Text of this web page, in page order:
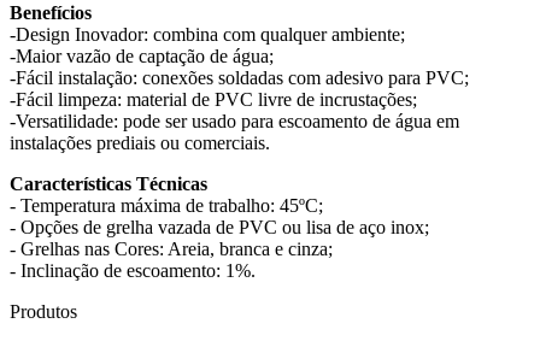
Benefícios
-Design Inovador: combina com qualquer ambiente;
-Maior vazão de captação de água;
-Fácil instalação: conexões soldadas com adesivo para PVC;
-Fácil limpeza: material de PVC livre de incrustações;
-Versatilidade: pode ser usado para escoamento de água em
instalações prediais ou comerciais.
Características Técnicas
- Temperatura máxima de trabalho: 45ºC;
- Opções de grelha vazada de PVC ou lisa de aço inox;
- Grelhas nas Cores: Areia, branca e cinza;
- Inclinação de escoamento: 1%.
Produtos